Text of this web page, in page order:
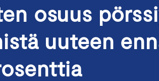
osuus
uuteen